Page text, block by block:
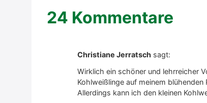
24 Kommentare
Christiane Jerratsch sagt:
Wirk­lich ein schö­ner und lehr­rei­cher
Kohl­weiß­lin­ge auf mei­nem
Aller­dings kann ich den klei­nen